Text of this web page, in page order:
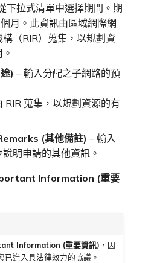
下拉式清單中選擇期間。期
月。此資訊由區域網際網
（RIR）蒐集，以規劃資
) – 輸入分配之子網路的預
RIR 蒐集，以規劃資源的有
(其他備註) – 輸入
明申請的其他資訊。
Information (重要
Information (重要資訊) ，因
已進入具法律效力的協議。